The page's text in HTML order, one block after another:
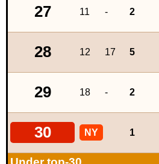
27 11 - 2
28 12 17 5
29 18 - 2
30 NY 1